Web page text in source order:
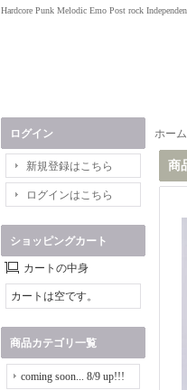
Hardcore Punk Melodic Emo Post rock
ログイン
新規登録はこちら
ログインはこちら
ショッピングカート
カートの中身
カートは空です。
商品カテゴリ一覧
coming soon... 8/9 up!!!
ホーム
商